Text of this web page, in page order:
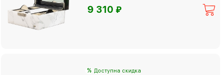
9 310⃏
% Доступна скидка